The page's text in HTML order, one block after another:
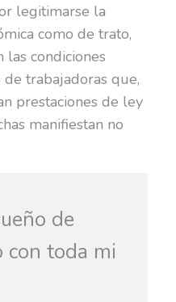
legitimarse la
como de trato,
condiciones
trabajadoras que,
prestaciones de ley
manifiestan no
de
con toda mi